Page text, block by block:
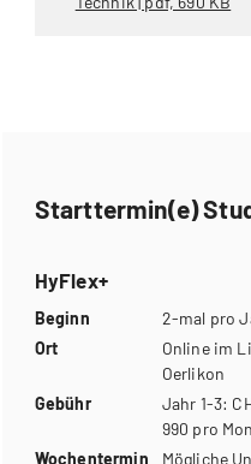
Starttermin(e)
HyFlex+
Beginn
2-mal pro
Ort
Online im
Oerlikon
Gebühr
Jahr 1-3:
990 pro
Wochentermin
Mögliche